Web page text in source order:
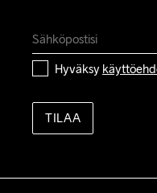
Hyväksy
TILAA